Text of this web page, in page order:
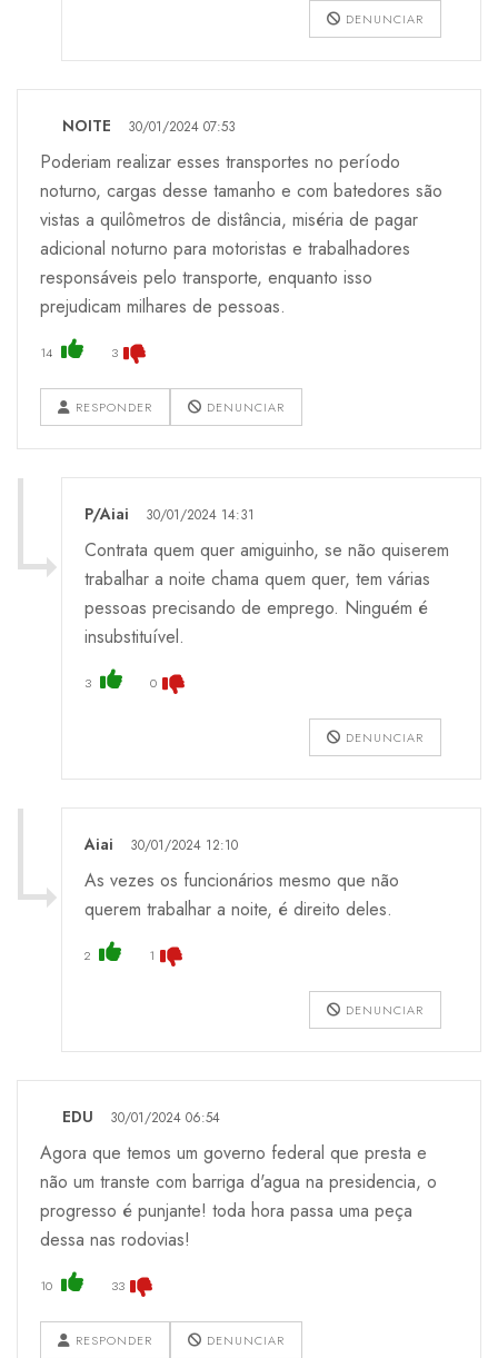
DENUNCIAR
NOITE 30/01/2024 07:53
Poderiam realizar esses transportes no período
noturno, cargas desse tamanho e com batedores são
vistas a quilômetros de distância, miséria de pagar
adicional noturno para motoristas e trabalhadores
responsáveis pelo transporte, enquanto isso
prejudicam milhares de pessoas.
14 3
RESPONDER DENUNCIAR
P/Aiai 30/01/2024 14:31
Contrata quem quer amiguinho, se não quiserem
trabalhar a noite chama quem quer, tem várias
pessoas precisando de emprego. Ninguém é
insubstituível.
3 0
DENUNCIAR
Aiai 30/01/2024 12:10
As vezes os funcionários mesmo que não
querem trabalhar a noite, é direito deles.
2 1
DENUNCIAR
EDU 30/01/2024 06:54
Agora que temos um governo federal que presta e
não um transte com barriga d'agua na presidencia, o
progresso é punjante! toda hora passa uma peça
dessa nas rodovias!
10 33
RESPONDER DENUNCIAR